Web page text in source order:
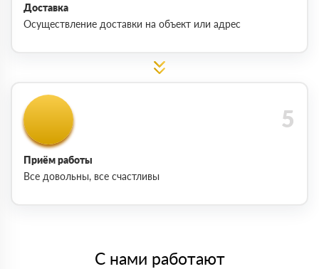
Доставка
Осуществление доставки на объект или адрес
Приём работы
Все довольны, все счастливы
С нами работают